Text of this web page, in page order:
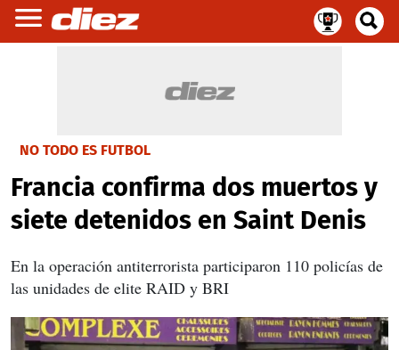
NO TODO ES FUTBOL
Francia confirma dos muertos y
siete detenidos en Saint Denis
En la operación antiterrorista participaron 110 policías de
las unidades de elite RAID y BRI